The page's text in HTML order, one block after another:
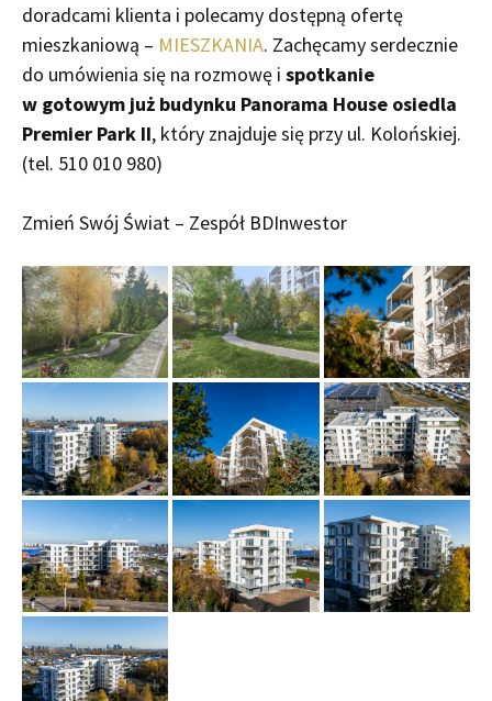
doradcami klienta i polecamy dostępną ofertę
mieszkaniową – MIESZKANIA. Zachęcamy serdecznie
do umówienia się na rozmowę i spotkanie
w gotowym już budynku Panorama House osiedla
Premier Park II, który znajduje się przy ul. Kolońskiej.
(tel. 510 010 980)
Zmień Swój Świat – Zespół BDInwestor